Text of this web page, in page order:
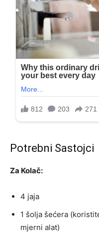
Potrebni Sastojci
Za Kolač:
4 jaja
1 šolja šećera
mjerni alat)